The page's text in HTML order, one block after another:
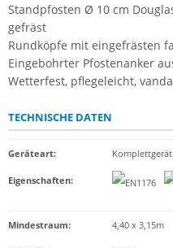
Standpfosten Ø 10 cm
gefräst
Rundköpfe mit eingefrästen
Eingebohrter Pfostenanker
Wetterfest, pflegeleicht,
TECHNISCHE DATEN
Geräteart: Komplettgerät
Eigenschaften:
Mindestraum: 4,40 x 3,15m